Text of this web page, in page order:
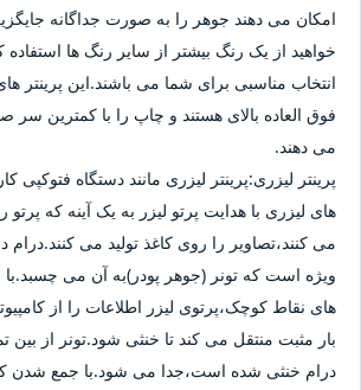
امکان می دهند جوهر را به صورت جداگانه
خواهید از یک رنگ بیشتر از سایر رنگ ها استفاده
انتخاب مناسبی برای شما می باشند.این پرینتر
فوق العاده بالای هستند و چاپ را با کمترین سر
می دهند.
پرینتر لیزری:پرینتر لیزری مانند دستگاه فتوکپی
های لیزری با هدایت پرتو لیزر به یک آینه که پرتو
می کنند،تصاویر را روی کاغذ تولید می
ویژه است که تونر (جوهر پودر)به آن می چسبد.با
های نقاط کوچک،پرتوی لیزر اطلاعات را از
بار مثبت منتقل می کند تا خنثی شود.تونر از بین
درام خنثی شده است،جدا می شود.با جمع شدن